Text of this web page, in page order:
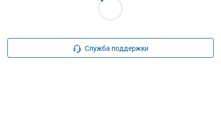
Служба поддержки